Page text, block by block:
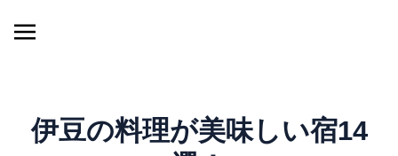
伊豆の料理が美味しい宿14